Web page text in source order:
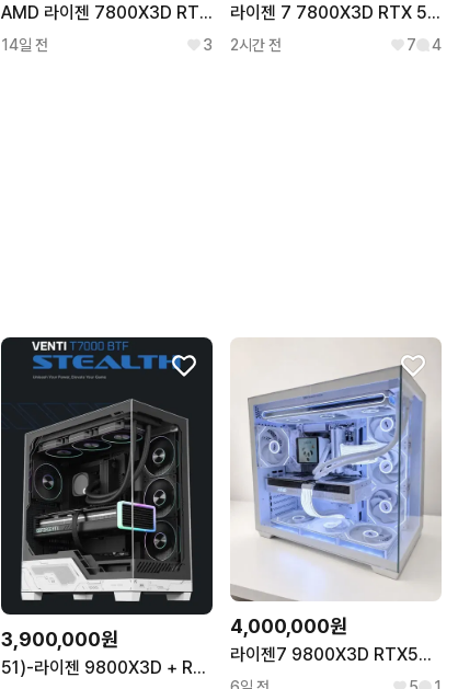
AMD 라이젠 7800X3D RTX 5060Ti 게이밍 PC
14일 전 3
라이젠 7 7800X3D RTX 5070 32G 1TB 게이밍 컴퓨터 본체
2시간 전 7 4
3,900,000원
51)-라이젠 9800X3D + RTX5070Ti 블랙&화이트 컴퓨터 본체
4,000,000원
라이젠7 9800X3D RTX5080 신품PC 팝니다